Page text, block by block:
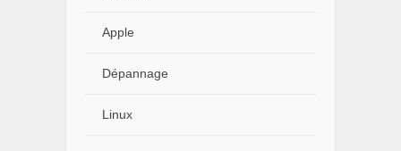
Apple
Dépannage
Linux